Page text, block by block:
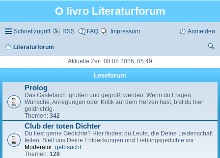
O livro Literaturforum
Schnellzugriff RSS FAQ Impressum Anmelden
Literaturforum
Aktuelle Zeit: 08.08.2026, 05:49
Leseforum
Prolog
Das Gästebuch: grüßen und gegrüßt werden. Wenn du Fragen,
Wünsche, Anregungen oder Kritik auf dem Herzen hast, bist du hier
goldrichtig.
Themen: 342
Club der toten Dichter
Du liest gerne Gedichte? Hier findest du Leute, die Deine Leidenschaft
teilen. Stell uns Deine Entdeckungen und Lieblingsgedichte vor.
Moderator: gelbsucht
Themen: 128